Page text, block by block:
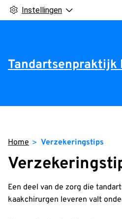
Instellingen
Tandartsenpraktijk
Home Verzekeringstips
Een deel van de zorg die
kaakchirurgen leveren valt